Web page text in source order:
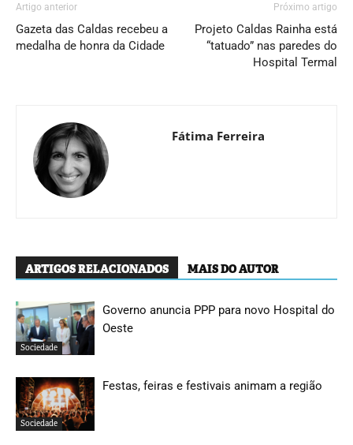
Artigo anterior
Gazeta das Caldas recebeu a
medalha de honra da Cidade
Próximo artigo
Projeto Caldas Rainha está
“tatuado” nas paredes do
Hospital Termal
Fátima Ferreira
ARTIGOS RELACIONADOS MAIS DO AUTOR
Sociedade
Governo anuncia PPP para novo Hospital do
Oeste
Sociedade
Festas, feiras e festivais animam a região